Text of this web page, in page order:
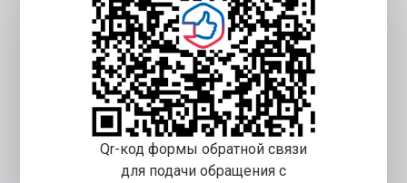
Qr-код формы обратной связи
для подачи обращения с